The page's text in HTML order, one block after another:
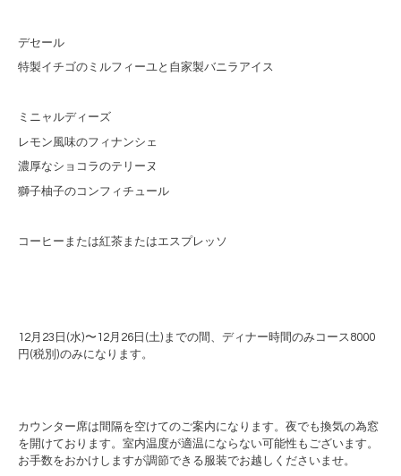
デセール
特製イチゴのミルフィーユと自家製バニラアイス
ミニャルディーズ
レモン風味のフィナンシェ
濃厚なショコラのテリーヌ
獅子柚子のコンフィチュール
コーヒーまたは紅茶またはエスプレッソ
12月 23 日 (水)〜 12月 26 日 (土) までの間、ディナー時間のみコース8000
円 (税別 )のみになります。
カウンター席は間隔を空けてのご案内になります。夜でも換気の為窓
を開けております。室内温度が適温にならない可能性もございます。
お手数をおかけしますが調節できる服装でお越しくださいませ。